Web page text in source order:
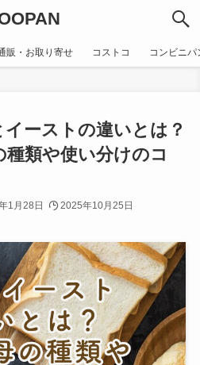
販・お取り寄せ コストコ コンビニパ
イーストの違いとは？
種類や使い分けのコ
1月28日 2025年10月25日